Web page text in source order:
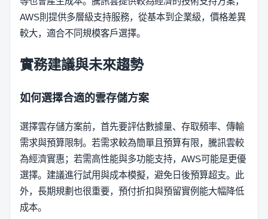
AWS則提供多層級支持服務，從基本到企業級，價格差異
較大，適合不同規模客戶選擇。
實務建議與未來趨勢
如何選擇合適的雲存儲方案
選擇雲存儲方案前，首先要評估數據量、存取頻率、傳輸
需求與預算限制。若需求較為簡單且預算有限，騰訊雲較
為經濟實惠；若需高性能與多功能支持，AWS可能是更優
選擇。建議進行試用與成本模擬，避免日後預算超支。此
外，長期規劃也很重要，預付折扣與預留實例能大幅降低
成本。